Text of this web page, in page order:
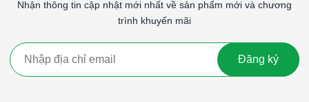
*Recommended Final Resistance: 450 Pa
*Max Operating Temperature: 66°C
*Size (WxHxD): 24x24x24'' (594x594x610mm) (6P)
*Airflow: 3,400 CMH
Nhận thông tin cập nhật mới nhất về sản phẩm mới và chương
trình khuyến mãi
Đăng ký